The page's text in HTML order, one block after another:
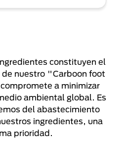
constituyen el
de nuestro "Carboon foot
a minimizar
ambiental global. Es
del abastecimiento
ingredientes, una
prioridad.